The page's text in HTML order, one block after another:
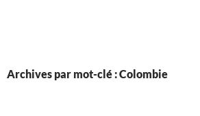
Archives par mot-clé : Colombie